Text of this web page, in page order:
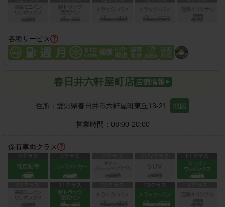
各種サービス
春日井六軒屋町店
住所： 愛知県春日井市六軒屋町東丘13-21 地図
営業時間： 08:00-20:00
保有車両クラス